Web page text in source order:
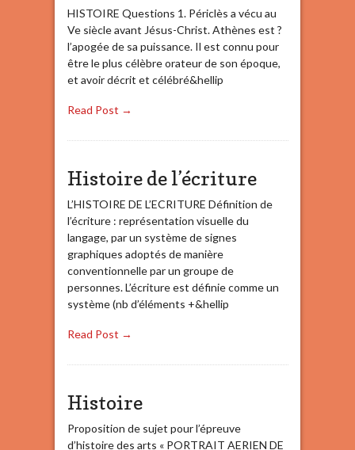
HISTOIRE Questions 1. Périclès a vécu au
Ve siècle avant Jésus-Christ. Athènes est ?
l’apogée de sa puissance. Il est connu pour
être le plus célèbre orateur de son époque,
et avoir décrit et célébré&hellip
Read Post →
Histoire de l’écriture
L’HISTOIRE DE L’ECRITURE Définition de
l’écriture : représentation visuelle du
langage, par un système de signes
graphiques adoptés de manière
conventionnelle par un groupe de
personnes. L’écriture est définie comme un
système (nb d’éléments +&hellip
Read Post →
Histoire
Proposition de sujet pour l’épreuve
d’histoire des arts « PORTRAIT AERIEN DE